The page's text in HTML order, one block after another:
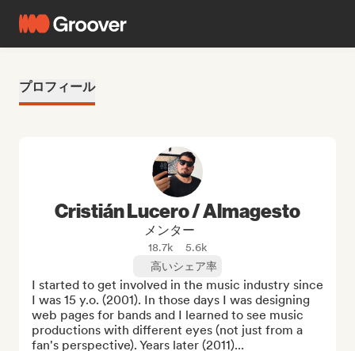
プロフィール
Cristián Lucero / Almagesto
メンター
18.7k
5.6k
高いシェア率
I started to get involved in the music industry since
I was 15 y.o. (2001). In those days I was designing
web pages for bands and I learned to see music
productions with different eyes (not just from a
fan's perspective). Years later (2011)...